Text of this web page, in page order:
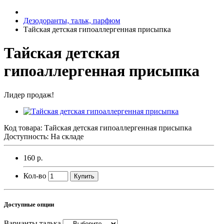
Дезодоранты, тальк, парфюм
Тайская детская гипоаллергенная присыпка
Тайская детская
гипоаллергенная присыпка
Лидер продаж!
Код товара: Тайская детская гипоаллергенная присыпка
Доступность: На складе
160 р.
Кол-во Купить
Доступные опции